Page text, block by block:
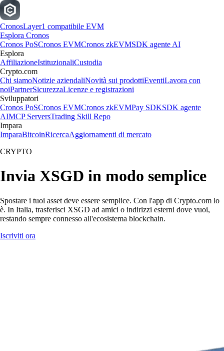
CronosLayer1 compatibile EVM
Esplora Cronos
Cronos PoSCronos EVMCronos zkEVMSDK agente AI
Esplora
AffiliazioneIstituzionaliCustodia
Crypto.com
Chi siamoNotizie aziendaliNovità sui prodottiEventiLavora con
noiPartnerSicurezzaLicenze e registrazioni
Sviluppatori
Cronos PoSCronos EVMCronos zkEVMPay SDKSDK agente
AIMCP ServersTrading Skill Repo
Impara
ImparaBitcoinRicercaAggiornamenti di mercato
CRYPTO
Invia XSGD in modo semplice
Spostare i tuoi asset deve essere semplice. Con l'app di Crypto.com lo
è. In Italia, trasferisci XSGD ad amici o indirizzi esterni dove vuoi,
restando sempre connesso all'ecosistema blockchain.
Iscriviti ora